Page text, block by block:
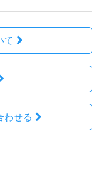
て
わせる